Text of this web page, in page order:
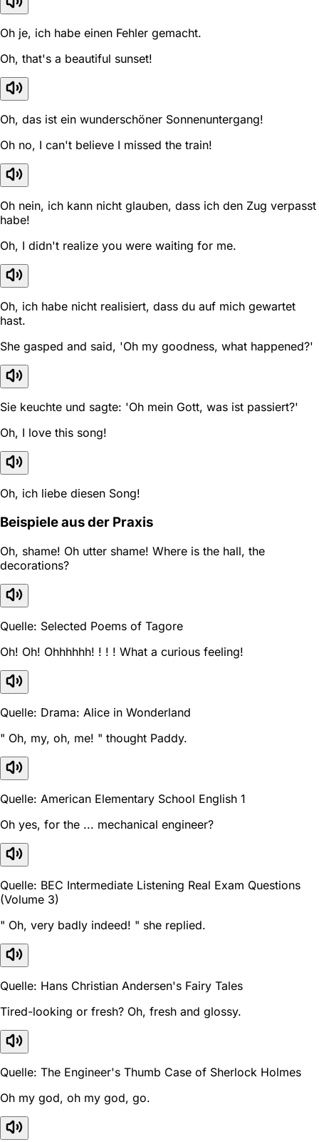
Oh je, ich habe einen Fehler gemacht.
Oh, that's a beautiful sunset!
Oh, das ist ein wunderschöner Sonnenuntergang!
Oh no, I can't believe I missed the train!
Oh nein, ich kann nicht glauben, dass ich den Zug verpasst
habe!
Oh, I didn't realize you were waiting for me.
Oh, ich habe nicht realisiert, dass du auf mich gewartet
hast.
She gasped and said, 'Oh my goodness, what happened?'
Sie keuchte und sagte: 'Oh mein Gott, was ist passiert?'
Oh, I love this song!
Oh, ich liebe diesen Song!
Beispiele aus der Praxis
Oh, shame! Oh utter shame! Where is the hall, the
decorations?
Quelle: Selected Poems of Tagore
Oh! Oh! Ohhhhhh! ! ! ! What a curious feeling!
Quelle: Drama: Alice in Wonderland
" Oh, my, oh, me! " thought Paddy.
Quelle: American Elementary School English 1
Oh yes, for the ... mechanical engineer?
Quelle: BEC Intermediate Listening Real Exam Questions
(Volume 3)
" Oh, very badly indeed! " she replied.
Quelle: Hans Christian Andersen's Fairy Tales
Tired-looking or fresh? Oh, fresh and glossy.
Quelle: The Engineer's Thumb Case of Sherlock Holmes
Oh my god, oh my god, go.